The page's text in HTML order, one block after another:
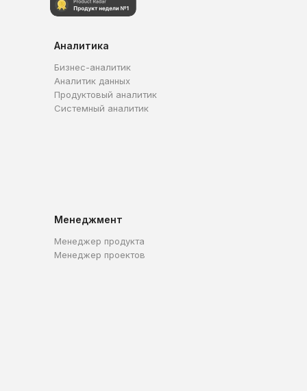
Аналитика
Бизнес-аналитик
Аналитик данных
Продуктовый аналитик
Системный аналитик
Менеджмент
Менеджер продукта
Менеджер проектов